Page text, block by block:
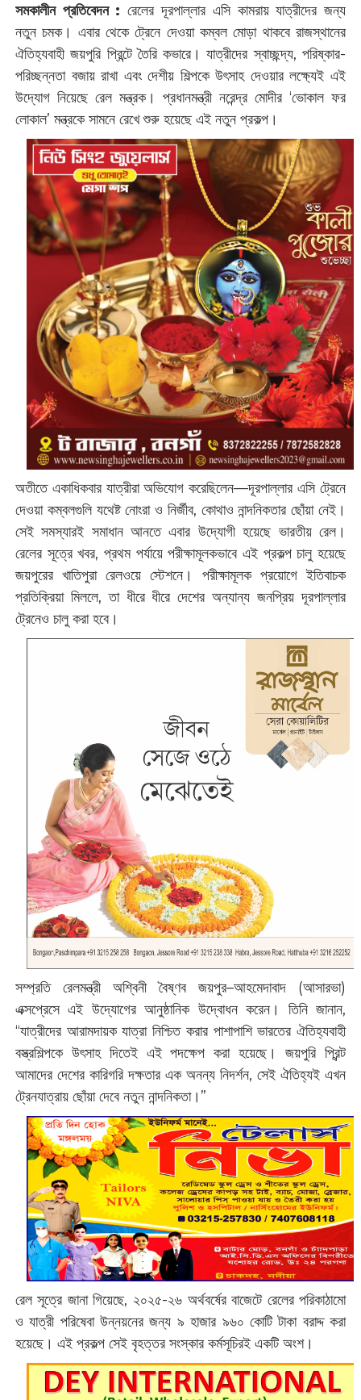
সমকালীন প্রতিবেদন : রেলের দূরপাল্লার এসি কামরায় যাত্রীদের জন্য
নতুন চমক। এবার থেকে ট্রেনে দেওয়া কম্বল মোড়া থাকবে রাজস্থানের
ঐতিহ্যবাহী জয়পুরি প্রিন্টে তৈরি কভারে। যাত্রীদের স্বাচ্ছন্দ্য, পরিষ্কার-
পরিচ্ছন্নতা বজায় রাখা এবং দেশীয় শিল্পকে উৎসাহ দেওয়ার লক্ষ্যেই এই
উদ্যোগ নিয়েছে রেল মন্ত্রক। প্রধানমন্ত্রী নরেন্দ্র মোদীর ‘ভোকাল ফর
লোকাল’ মন্ত্রকে সামনে রেখে শুরু হয়েছে এই নতুন প্রকল্প।
অতীতে একাধিকবার যাত্রীরা অভিযোগ করেছিলেন—দূরপাল্লার এসি ট্রেনে
দেওয়া কম্বলগুলি যথেষ্ট নোংরা ও নির্জীব, কোথাও নান্দনিকতার ছোঁয়া নেই।
সেই সমস্যারই সমাধান আনতে এবার উদ্যোগী হয়েছে ভারতীয় রেল।
রেলের সূত্রে খবর, প্রথম পর্যায়ে পরীক্ষামূলকভাবে এই প্রকল্প চালু হয়েছে
জয়পুরের খাতিপুরা রেলওয়ে স্টেশনে। পরীক্ষামূলক প্রয়োগে ইতিবাচক
প্রতিক্রিয়া মিললে, তা ধীরে ধীরে দেশের অন্যান্য জনপ্রিয় দূরপাল্লার
ট্রেনেও চালু করা হবে।
সম্প্রতি রেলমন্ত্রী অশ্বিনী বৈষ্ণব জয়পুর–আহমেদাবাদ (আসারভা)
এক্সপ্রেসে এই উদ্যোগের আনুষ্ঠানিক উদ্বোধন করেন। তিনি জানান,
“যাত্রীদের আরামদায়ক যাত্রা নিশ্চিত করার পাশাপাশি ভারতের ঐতিহ্যবাহী
বস্ত্রশিল্পকে উৎসাহ দিতেই এই পদক্ষেপ করা হয়েছে। জয়পুরি প্রিন্ট
আমাদের দেশের কারিগরি দক্ষতার এক অনন্য নিদর্শন, সেই ঐতিহ্যই এখন
ট্রেনযাত্রায় ছোঁয়া দেবে নতুন নান্দনিকতা।”
রেল সূত্রে জানা গিয়েছে, ২০২৫-২৬ অর্থবর্ষের বাজেটে রেলের পরিকাঠামো
ও যাত্রী পরিষেবা উন্নয়নের জন্য ৯ হাজার ৯৬০ কোটি টাকা বরাদ্দ করা
হয়েছে। এই প্রকল্প সেই বৃহত্তর সংস্কার কর্মসূচিরই একটি অংশ।